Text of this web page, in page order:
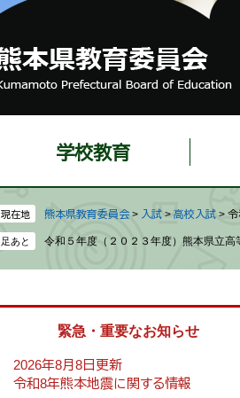
学校教育
現在地 熊本県教育委員会 > 入試 > 高校入試 > 令
令和５年度（２０２３年度）熊本県立
緊急・重要なお知らせ
2026年8月8日更新
令和8年熊本地震に関する情報